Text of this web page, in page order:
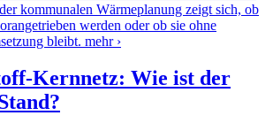
kommunalen Wärmeplanung zeigt sich, ob
werden oder ob sie ohne
bleibt. mehr ›
Kernnetz: Wie ist der